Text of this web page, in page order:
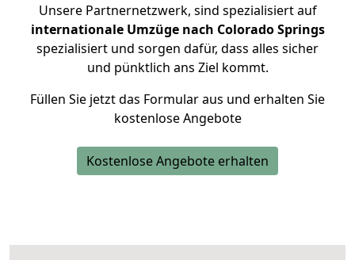
Unsere Partnernetzwerk, sind spezialisiert auf
internationale Umzüge nach Colorado Springs
spezialisiert und sorgen dafür, dass alles sicher
und pünktlich ans Ziel kommt.
Füllen Sie jetzt das Formular aus und erhalten Sie
kostenlose Angebote
Kostenlose Angebote erhalten